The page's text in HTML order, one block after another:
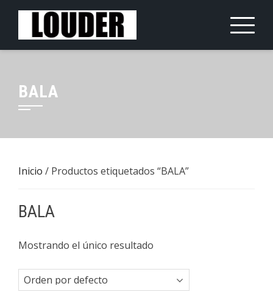
Saltar
contenido
BALA
Inicio / Productos etiquetados “BALA”
BALA
Mostrando el único resultado